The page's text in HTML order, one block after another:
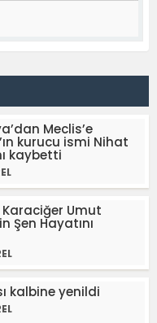
Meclis’e
kurucu ismi Nihat
kaybetti
Karaciğer Umut
Şen Hayatını
kalbine yenildi